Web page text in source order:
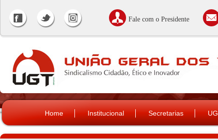
Fale com o Presidente
Home Institucional Secretarias